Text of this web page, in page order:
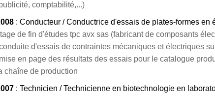
comptabilité,...)
: Conducteur / Conductrice d'essais de plates-formes en
de fin d'études tpc avx sas (fabricant de composants
d'essais de contraintes mécaniques et électriques
en page des résultats des essais pour le catalogue
chaîne de production
: Technicien / Technicienne en biotechnologie en